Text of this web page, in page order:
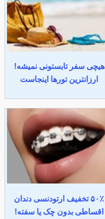
هیچی سفر تابستونی نمیشه!
ارزانترین تورها اینجاست
۵۰٪ تخفیف ارتودنسی دندان
اقساطی بدون چک یا سفته!